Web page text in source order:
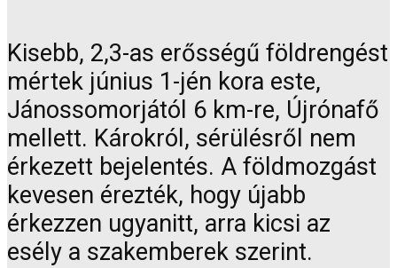
Kisebb, 2,3-as erősségű földrengést
mértek június 1-jén kora este,
Jánossomorjától 6 km-re, Újrónafő
mellett. Károkról, sérülésről nem
érkezett bejelentés. A földmozgást
kevesen érezték, hogy újabb
érkezzen ugyanitt, arra kicsi az
esély a szakemberek szerint.